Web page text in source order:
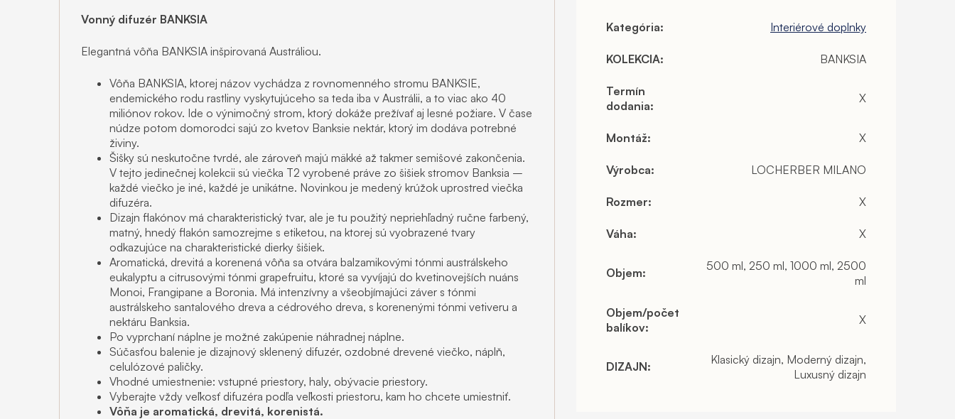
Vonný difuzér BANKSIA
Elegantná vôňa BANKSIA inšpirovaná Austráliou.
Vôňa BANKSIA, ktorej názov vychádza z rovnomenného stromu BANKSIE,
endemického rodu rastliny vyskytujúceho sa teda iba v Austrálii, a to viac ako 40
miliónov rokov. Ide o výnimočný strom, ktorý dokáže prežívať aj lesné požiare. V čase
núdze potom domorodci sajú zo kvetov Banksie nektár, ktorý im dodáva potrebné
živiny.
Šišky sú neskutočne tvrdé, ale zároveň majú mäkké až takmer semišové zakončenia.
V tejto jedinečnej kolekcii sú viečka T2 vyrobené práve zo šišiek stromov Banksia –
každé viečko je iné, každé je unikátne. Novinkou je medený krúžok uprostred viečka
difuzéra.
Dizajn flakónov má charakteristický tvar, ale je tu použitý nepriehľadný ručne farbený,
matný, hnedý flakón samozrejme s etiketou, na ktorej sú vyobrazené tvary
odkazujúce na charakteristické dierky šišiek.
Aromatická, drevitá a korenená vôňa sa otvára balzamikovými tónmi austrálskeho
eukalyptu a citrusovými tónmi grapefruitu, ktoré sa vyvíjajú do kvetinovejších nuáns
Monoi, Frangipane a Boronia. Má intenzívny a všeobjímajúci záver s tónmi
austrálskeho santalového dreva a cédrového dreva, s korenenými tónmi vetiveru a
nektáru Banksia.
Po vyprchaní náplne je možné zakúpenie náhradnej náplne.
Súčasťou balenie je dizajnový sklenený difuzér, ozdobné drevené viečko, náplň,
celulózové paličky.
Vhodné umiestnenie: vstupné priestory, haly, obývacie priestory.
Vyberajte vždy veľkosť difuzéra podľa veľkosti priestoru, kam ho chcete umiestniť.
Vôňa je aromatická, drevitá, korenistá.
Kategória: Interiérové doplnky
KOLEKCIA: BANKSIA
Termín
dodania:
X
Montáž: X
Výrobca: LOCHERBER MILANO
Rozmer: X
Váha: X
Objem:
500 ml, 250 ml, 1000 ml, 2500
ml
Objem/počet
balíkov:
X
DIZAJN:
Klasický dizajn, Moderný dizajn,
Luxusný dizajn